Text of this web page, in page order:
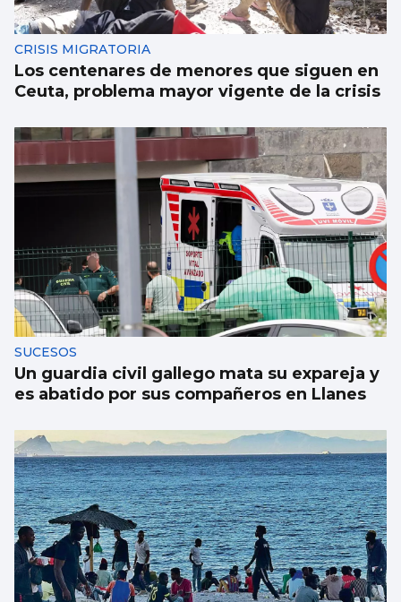
CRISIS MIGRATORIA
Los centenares de menores que siguen en
Ceuta, problema mayor vigente de la crisis
SUCESOS
Un guardia civil gallego mata su expareja y
es abatido por sus compañeros en Llanes